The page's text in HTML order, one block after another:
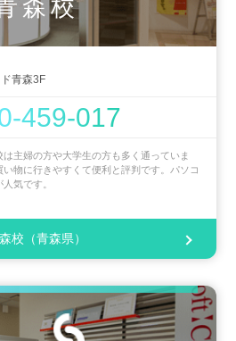
森校
青森3F
459-017
主婦の方や大学生の方も多く通っていま
物に行きやすくて便利と評判です。パソコ
気です。
校（青森県）